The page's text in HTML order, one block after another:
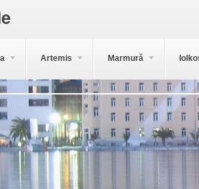
Artemis Marmură